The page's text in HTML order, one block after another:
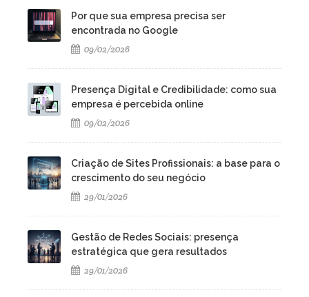
Por que sua empresa precisa ser
encontrada no Google
09/02/2026
Presença Digital e Credibilidade: como sua
empresa é percebida online
09/02/2026
Criação de Sites Profissionais: a base para o
crescimento do seu negócio
29/01/2026
Gestão de Redes Sociais: presença
estratégica que gera resultados
29/01/2026